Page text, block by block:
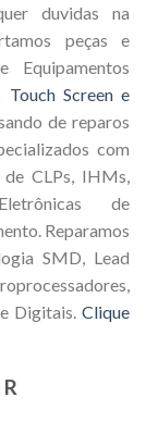
duvidas na
peças e
Equipamentos
Touch Screen e
de reparos
com
CLPs, IHMs,
de
Reparamos
SMD, Lead
Digitais. Clique